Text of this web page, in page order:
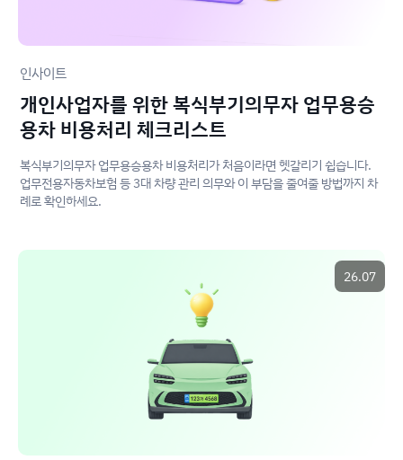
인사이트
개인사업자를 위한 복식부기의무자 업무용승
용차 비용처리 체크리스트
복식부기의무자 업무용승용차 비용처리가 처음이라면 헷갈리기 쉽습니다.
업무전용자동차보험 등 3대 차량 관리 의무와 이 부담을 줄여줄 방법까지 차
례로 확인하세요.
26.07